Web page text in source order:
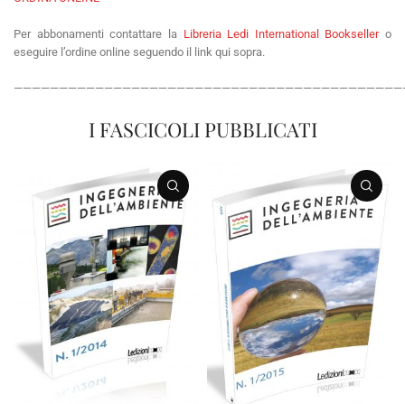
Per abbonamenti contattare la Libreria Ledi International Booksellero
eseguire l’ordine online seguendo il link qui sopra.
I FASCICOLI PUBBLICATI